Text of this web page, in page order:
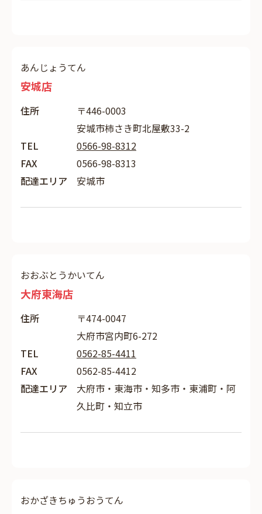
あんじょうてん
安城店
住所
〒446-0003
安城市柿さき町北屋敷33-2
TEL
0566-98-8312
FAX
0566-98-8313
配達エリア
安城市
おおぶとうかいてん
大府東海店
住所
〒474-0047
大府市宮内町6-272
TEL
0562-85-4411
FAX
0562-85-4412
配達エリア
大府市・東海市・知多市・東浦町・阿
久比町・知立市
おかざきちゅうおうてん